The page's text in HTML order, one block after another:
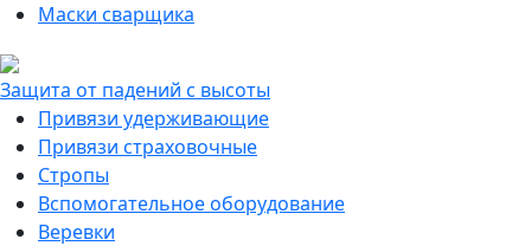
Маски сварщика
Защита от падений с высоты
Привязи удерживающие
Привязи страховочные
Стропы
Вспомогательное оборудование
Веревки